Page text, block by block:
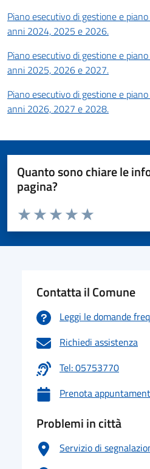
Piano esecutivo di gestione e
anni 2024, 2025 e 2026.
Piano esecutivo di gestione e
anni 2025, 2026 e 2027.
Piano esecutivo di gestione e
anni 2026, 2027 e 2028.
Quanto sono chiare le
pagina?
Valuta da 1 a 5 stelle la pagina
Valuta 5 stelle
Valuta 4 stelle su 5
Valuta 3 stelle su 5
Valuta 2 stelle su 5
Valuta 1 stelle su 5
Contatta il Comune
Leggi le domande
Richiedi assistenza
Tel: 05753770
Prenota
Problemi in città
Servizio di